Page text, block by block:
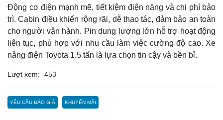
Động cơ điện mạnh mẽ, tiết kiệm điện năng và chi phí bảo
trì. Cabin điều khiển rộng rãi, dễ thao tác, đảm bảo an toàn
cho người vận hành. Pin dung lượng lớn hỗ trợ hoạt động
liên tục, phù hợp với nhu cầu làm việc cường độ cao. Xe
nâng điện Toyota 1.5 tấn là lựa chọn tin cậy và bền bỉ.
Lượt xem: 453
YÊU CẦU BÁO GIÁ KHUYẾN MÃI